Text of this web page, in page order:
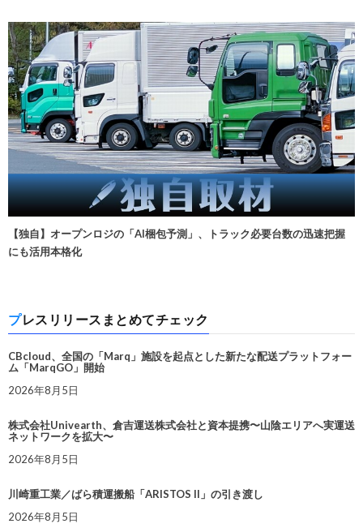
【独自】オープンロジの「AI梱包予測」、トラック必要台数の迅速把握
にも活用本格化
プレスリリースまとめてチェック
CBcloud、全国の「Marq」施設を起点とした新たな配送プラットフォー
ム「MarqGO」開始
2026年8月5日
株式会社Univearth、倉吉運送株式会社と資本提携〜山陰エリアへ実運送
ネットワークを拡大〜
2026年8月5日
川崎重工業／ばら積運搬船「ARISTOS II」の引き渡し
2026年8月5日